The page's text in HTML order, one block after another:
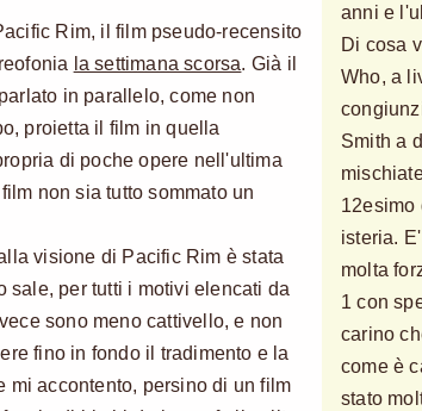
Rim, il film pseudo-recensito
la settimana scorsa. Già il
in parallelo, come non
proietta il film in quella
di poche opere nell'ultima
non sia tutto sommato un
visione di Pacific Rim è stata
sale, per tutti i motivi elencati da
sono meno cattivello, e non
fino in fondo il tradimento e la
mi accontento, persino di un film
anni e
Di cosa
Who, a
Smith a
12esimo
isteria.
molta
1 con
carino
come è
stato